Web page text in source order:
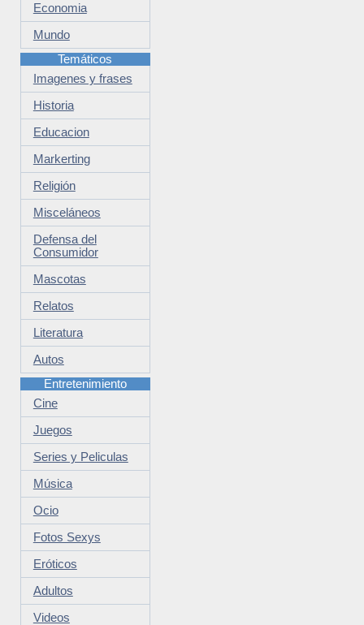
Economia
Mundo
Temáticos
Imagenes y frases
Historia
Educacion
Markerting
Religión
Misceláneos
Defensa del
Consumidor
Mascotas
Relatos
Literatura
Autos
Entretenimiento
Cine
Juegos
Series y Peliculas
Música
Ocio
Fotos Sexys
Eróticos
Adultos
Videos